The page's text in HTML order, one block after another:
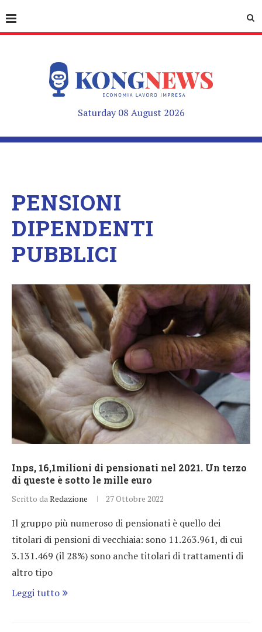
Saturday 08 August 2026
PENSIONI
DIPENDENTI
PUBBLICI
Inps, 16,1milioni di pensionati nel 2021. Un terzo
di queste è sotto le mille euro
Scritto da Redazione 27 Ottobre 2022
Il gruppo più numeroso di pensionati è quello dei
titolari di pensioni di vecchiaia: sono 11.263.961, di cui
3.131.469 (il 28%) sono anche titolari di trattamenti di
altro tipo
Leggi tutto